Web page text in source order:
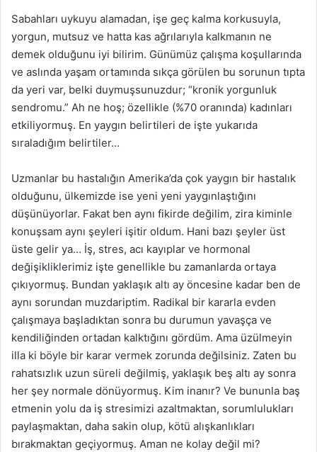
Sabahları uykuyu alamadan, işe geç kalma korkusuyla,
yorgun, mutsuz ve hatta kas ağrılarıyla kalkmanın ne
demek olduğunu iyi bilirim. Günümüz çalışma koşullarında
ve aslında yaşam ortamında sıkça görülen bu sorunun tıpta
da yeri var, belki duymuşsunuzdur; “kronik yorgunluk
sendromu.” Ah ne hoş; özellikle (%70 oranında) kadınları
etkiliyormuş. En yaygın belirtileri de işte yukarıda
sıraladığım belirtiler…
Uzmanlar bu hastalığın Amerika’da çok yaygın bir hastalık
olduğunu, ülkemizde ise yeni yeni yaygınlaştığını
düşünüyorlar. Fakat ben aynı fikirde değilim, zira kiminle
konuşsam aynı şeyleri işitir oldum. Hani bazı şeyler üst
üste gelir ya… İş, stres, acı kayıplar ve hormonal
değişikliklerimiz işte genellikle bu zamanlarda ortaya
çıkıyormuş. Bundan yaklaşık altı ay öncesine kadar ben de
aynı sorundan muzdariptim. Radikal bir kararla evden
çalışmaya başladıktan sonra bu durumun yavaşça ve
kendiliğinden ortadan kalktığını gördüm. Ama üzülmeyin
illa ki böyle bir karar vermek zorunda değilsiniz. Zaten bu
rahatsızlık uzun süreli değilmiş, yaklaşık beş altı ay sonra
her şey normale dönüyormuş. Kim inanır? Ve bununla baş
etmenin yolu da iş stresimizi azaltmaktan, sorumlulukları
paylaşmaktan, daha sakin olup, kötü alışkanlıkları
bırakmaktan geçiyormuş. Aman ne kolay değil mi?